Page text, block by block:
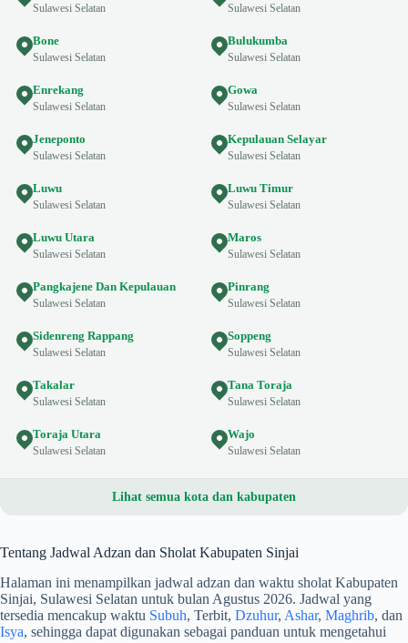
Sulawesi Selatan Sulawesi Selatan
Bone
Sulawesi Selatan
Bulukumba
Sulawesi Selatan
Enrekang
Sulawesi Selatan
Gowa
Sulawesi Selatan
Jeneponto
Sulawesi Selatan
Kepulauan Selayar
Sulawesi Selatan
Luwu
Sulawesi Selatan
Luwu Timur
Sulawesi Selatan
Luwu Utara
Sulawesi Selatan
Maros
Sulawesi Selatan
Pangkajene Dan Kepulauan
Sulawesi Selatan
Pinrang
Sulawesi Selatan
Sidenreng Rappang
Sulawesi Selatan
Soppeng
Sulawesi Selatan
Takalar
Sulawesi Selatan
Tana Toraja
Sulawesi Selatan
Toraja Utara
Sulawesi Selatan
Wajo
Sulawesi Selatan
Lihat semua kota dan kabupaten
Tentang Jadwal Adzan dan Sholat Kabupaten Sinjai
Halaman ini menampilkan jadwal adzan dan waktu sholat Kabupaten
Sinjai, Sulawesi Selatan untuk bulan Agustus 2026. Jadwal yang
tersedia mencakup waktu Subuh, Terbit, Dzuhur, Ashar, Maghrib, dan
Isya, sehingga dapat digunakan sebagai panduan untuk mengetahui